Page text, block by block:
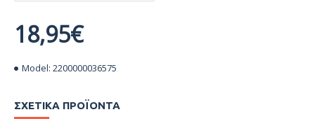
Model: 2200000036575
18,95€
ΣΧΕΤΙΚΆ ΠΡΟΪΌΝΤΑ